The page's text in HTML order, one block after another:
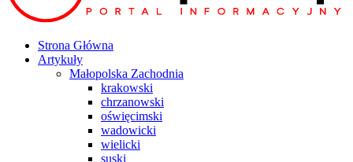
Strona Główna
Artykuły
Małopolska Zachodnia
krakowski
chrzanowski
oświęcimski
wadowicki
wielicki
suski